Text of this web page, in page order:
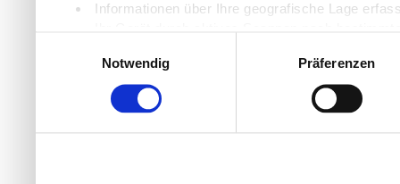
Informationen über Ihre geografische Lage
Ihr Gerät durch aktives Scannen nach
Wir verwenden Cookies, um Inhalte und Anzeigen zu
die Zugriffe auf unsere Website zu analysieren.
Notwendig
Präferenzen